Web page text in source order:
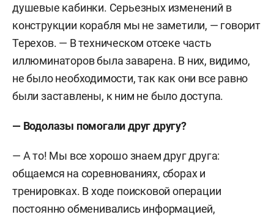
душевые кабинки. Серьезных изменений в
конструкции корабля мы не заметили, — говорит
Терехов. — В техническом отсеке часть
иллюминаторов была заварена. В них, видимо,
не было необходимости, так как они все равно
были заставлены, к ним не было доступа.
— Водолазы помогали друг другу?
— А то! Мы все хорошо знаем друг друга:
общаемся на соревнованиях, сборах и
тренировках. В ходе поисковой операции
постоянно обменивались информацией,